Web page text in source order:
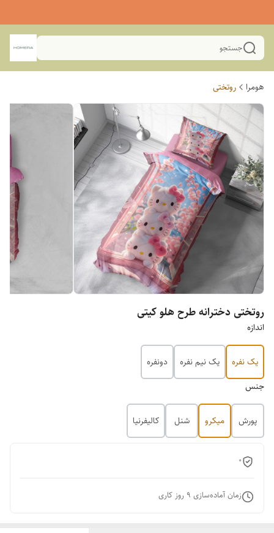
جستجو
هومرا روتختی
روتختی دخترانه طرح هلو کیتی
اندازه
یک نفره یک نیم نفره
دونفره
جنس
پورش میکرو شنل کالیفرنیا
0
زمان آماده‌سازی 9 روز کاری